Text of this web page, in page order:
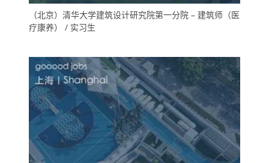
（北京）清华大学建筑设计研究院第一分院 – 建筑师（医
疗康养） / 实习生